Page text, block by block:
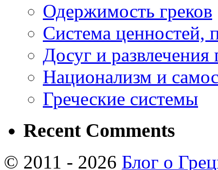
Одержимость греков
Система ценностей,
Досуг и развлечения
Национализм и
Греческие системы
Recent Comments
© 2011 - 2026 Блог о